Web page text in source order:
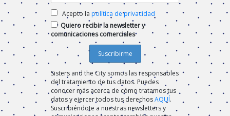
Acepto la política de privacidad
Quiero recibir la newsletter y
comunicaciones comerciales
Sisters and the City somos las responsables
del tratamiento de tus datos. Puedes
conocer más acerca de cómo tratamos tus
datos y ejercer todos tus derechosAQUÍ.
Suscribiéndote a nuestras newsletters y